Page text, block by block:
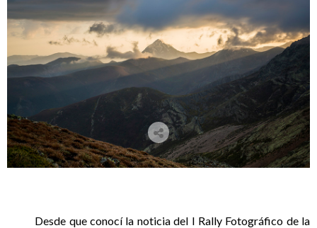
Desde que conocí la noticia del I Rally Fotográfico de la